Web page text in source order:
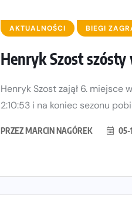
AKTUALNOŚCI BIEGI
Henryk Szost szósty
Henryk Szost zajął 6. miejsce
2:10:53 i na koniec sezonu
PRZEZMARCIN NAGÓREK 05-